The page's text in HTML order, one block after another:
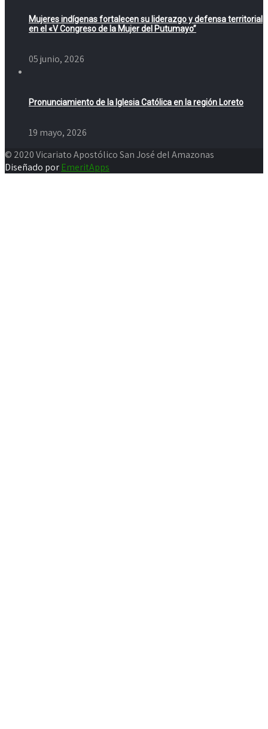
Mujeres indígenas fortalecen su liderazgo y defensa territorial
en el «V Congreso de la Mujer del Putumayo”
05 junio, 2026
Pronunciamiento de la Iglesia Católica en la región Loreto
19 mayo, 2026
© 2020 Vicariato Apostólico San José del Amazonas
Diseñado por EmeritApps